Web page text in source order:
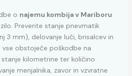
o najemu kombija v Mariboru
Preverite stanje pnevmatik
3 mm), delovanje luči, brisalcev in
obstoječe poškodbe na
kilometrine ter količino
menjalnika, zavor in vzvratne